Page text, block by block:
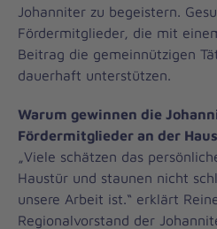
Johanniter zu begeistern.
Fördermitglieder, die mit
Beitrag die gemeinnützigen
dauerhaft unterstützen.
Warum gewinnen die
Fördermitglieder an der
„Viele schätzen das
Haustür und staunen nicht
unsere Arbeit ist.“ erklärt
Regionalvorstand der